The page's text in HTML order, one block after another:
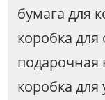
бумага для
коробка
подарочная
коробка